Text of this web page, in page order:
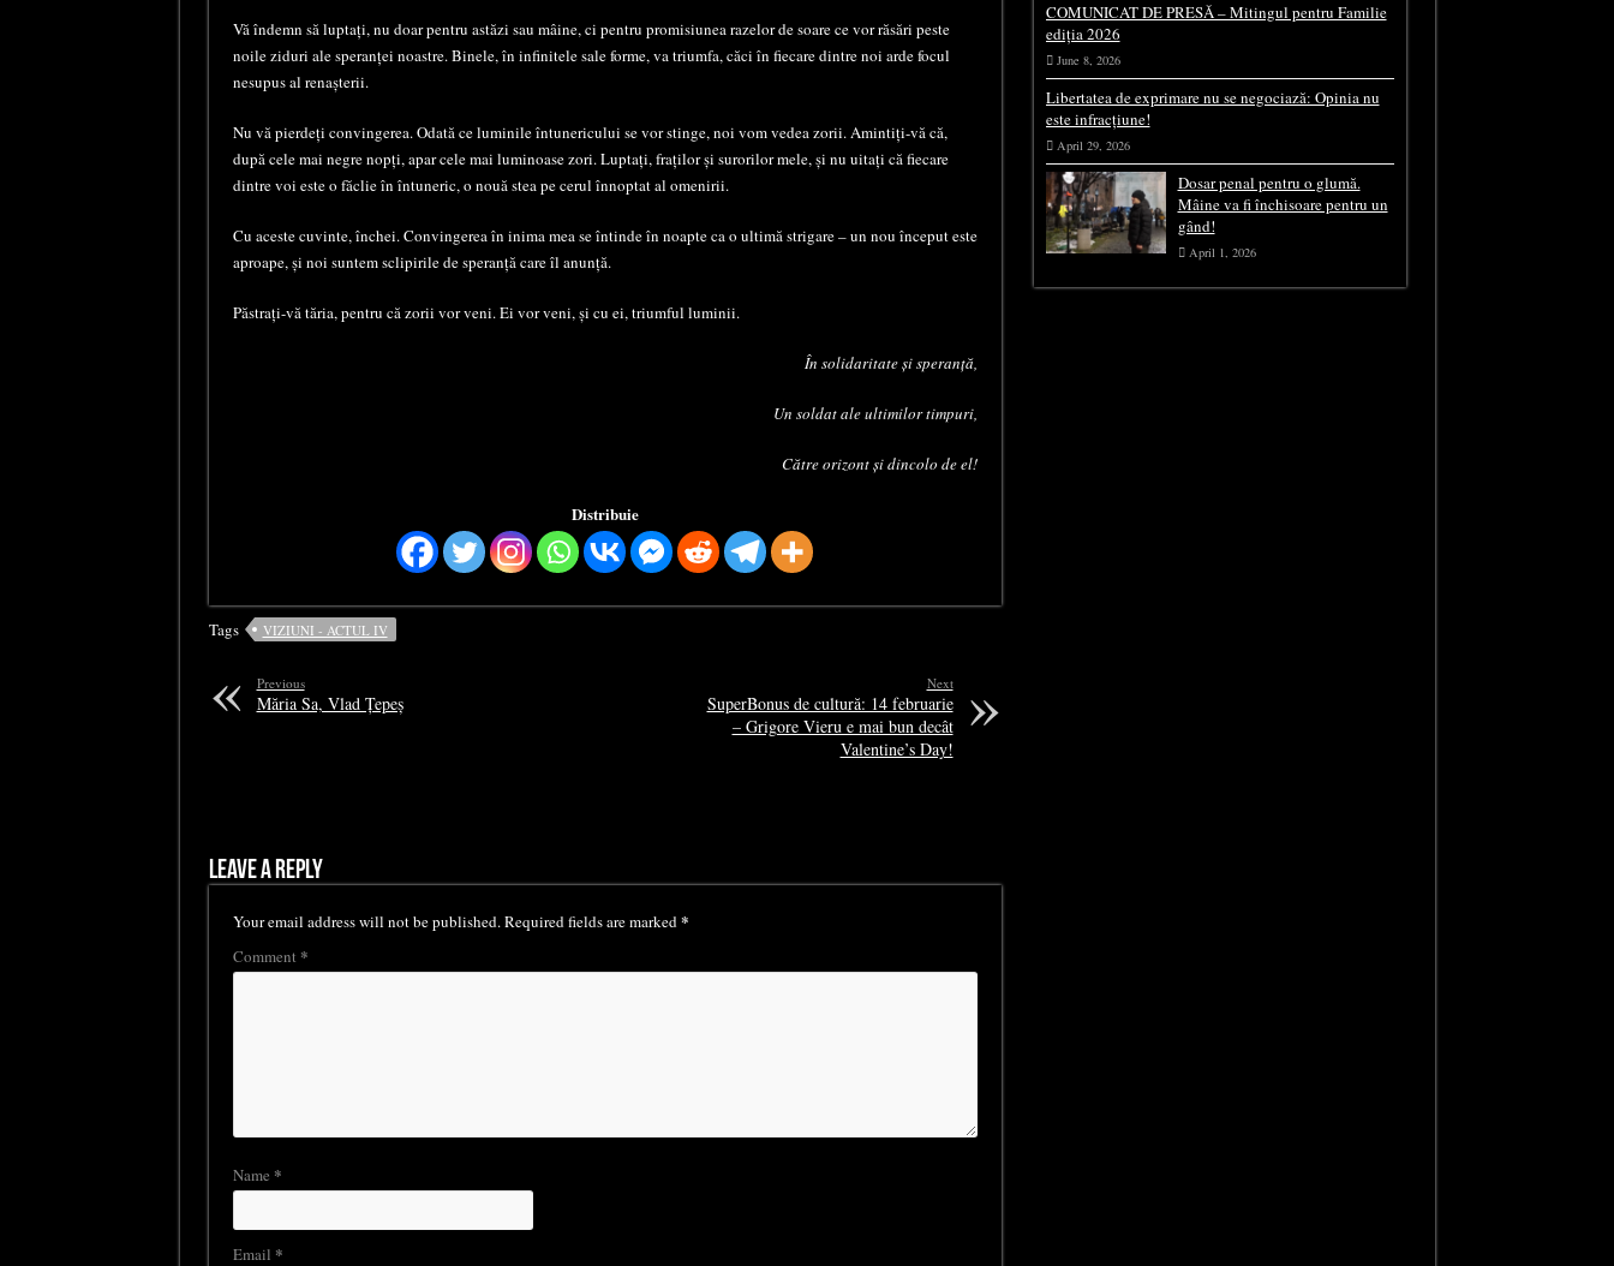
Vă îndemn să luptați, nu doar pentru astăzi sau mâine, ci pentru promisiunea razelor de soare ce vor răsări peste
noile ziduri ale speranței noastre. Binele, în infinitele sale forme, va triumfa, căci în fiecare dintre noi arde focul
nesupus al renașterii.
Nu vă pierdeți convingerea. Odată ce luminile întunericului se vor stinge, noi vom vedea zorii. Amintiți-vă că,
după cele mai negre nopți, apar cele mai luminoase zori. Luptați, fraților și surorilor mele, și nu uitați că fiecare
dintre voi este o făclie în întuneric, o nouă stea pe cerul înnoptat al omenirii.
Cu aceste cuvinte, închei. Convingerea în inima mea se întinde în noapte ca o ultimă strigare – un nou început este
aproape, și noi suntem sclipirile de speranță care îl anunță.
Păstrați-vă tăria, pentru că zorii vor veni. Ei vor veni, și cu ei, triumful luminii.
În solidaritate și speranță,
Un soldat ale ultimilor timpuri,
Către orizont și dincolo de el!
Distribuie
Tags VIZIUNI - ACTUL IV
Previous
Măria Sa, Vlad Țepeș
Next
SuperBonus de cultură: 14 februarie
– Grigore Vieru e mai bun decât
Valentine’s Day!
Leave a Reply
Your email address will not be published.Required fields are marked*
Comment *
Name *
Email *
COMUNICAT DE PRESĂ – Mitingul pentru Familie
ediția 2026
June 8, 2026
Libertatea de exprimare nu se negociază: Opinia nu
este infracțiune!
April 29, 2026
Dosar penal pentru o glumă.
Mâine va fi închisoare pentru un
gând!
April 1, 2026